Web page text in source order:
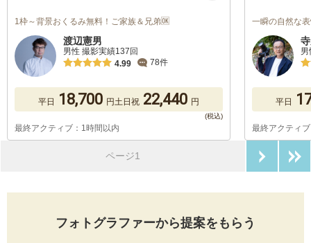
1枠～背景おくるみ無料！ご家族＆兄弟🆗
渡辺憲男
男性 撮影実績137回
4.99
78件
平日 18,700 円土日祝 22,440 円
最終アクティブ：1時間以内
一瞬の自然な
平日
最終アクティ
ページ1
フォトグラファーから提案をもらう